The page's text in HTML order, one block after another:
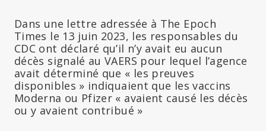
Dans une lettre adressée à The Epoch
Times le 13 juin 2023, les responsables du
CDC ont déclaré qu’il n’y avait eu aucun
décès signalé au VAERS pour lequel l’agence
avait déterminé que « les preuves
disponibles » indiquaient que les vaccins
Moderna ou Pfizer « avaient causé les décès
ou y avaient contribué »